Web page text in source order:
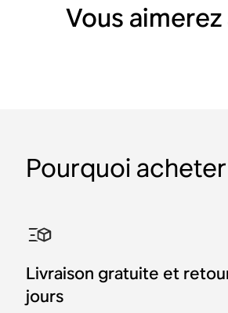
Vous aimerez
Sonos II
Playbar, Play:3, Sub (Gen
2) et Sub (Gen 1)
Accessoires
24,95 €
Accessoires
pour Sonos Port
24,95 €
vers USB-C pour le Sonos
Roam
Accessoires
19 €
d’alimentation pour
Sonos Boost
Accessoires
24,95 €
Pourquoi
Livraison gratuite et
jours